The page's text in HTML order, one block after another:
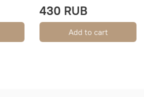
430 RUB
Add to cart